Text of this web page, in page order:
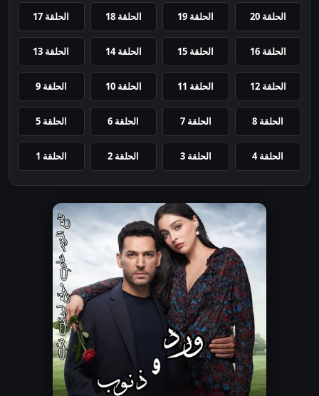
الحلقة 20 الحلقة 19 الحلقة 18 الحلقة 17
الحلقة 16 الحلقة 15 الحلقة 14 الحلقة 13
الحلقة 12 الحلقة 11 الحلقة 10 الحلقة 9
الحلقة 8 الحلقة 7 الحلقة 6 الحلقة 5
الحلقة 4 الحلقة 3 الحلقة 2 الحلقة 1